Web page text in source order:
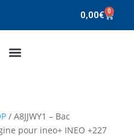
0,00€ 0
/ A8JJWY1 – Bac
pour ineo+ INEO +227